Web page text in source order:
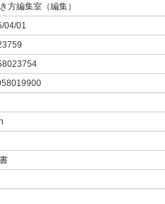
方編集室（編集）
04/01